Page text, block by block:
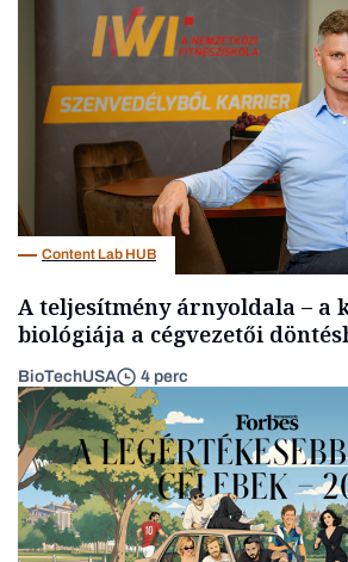
Content Lab HUB
A teljesítmény árnyoldala – a
biológiája a cégvezetői
BioTechUSA 4 perc